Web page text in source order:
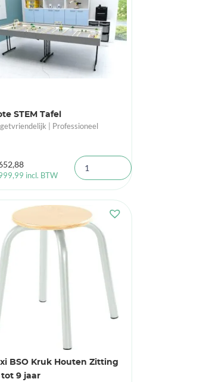
STEM Tafel
| Professioneel
incl. BTW
BSO Kruk Houten Zitting
tot 9 jaar